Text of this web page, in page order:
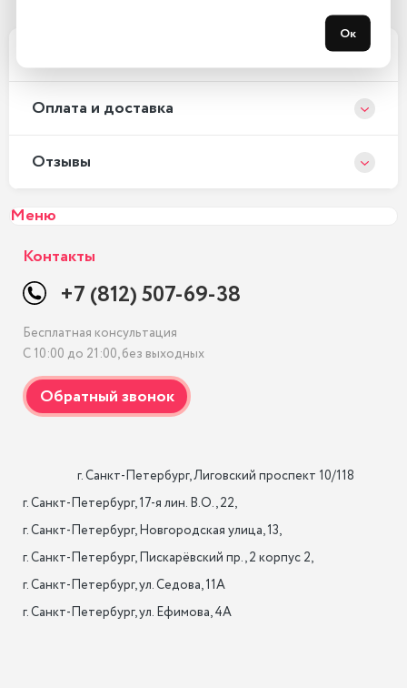
Оплата и доставка
Отзывы
Меню
Контакты
+7 (812) 507-69-38
Бесплатная консультация
С 10:00 до 21:00, без выходных
г. Санкт-Петербург, 17-я лин. B.O., 22,
г. Санкт-Петербург, Новгородская улица, 13,
г. Санкт-Петербург, Пискарёвский пр., 2 корпус 2,
г. Санкт-Петербург, ул. Седова, 11А
г. Санкт-Петербург, ул. Ефимова, 4А
Ок